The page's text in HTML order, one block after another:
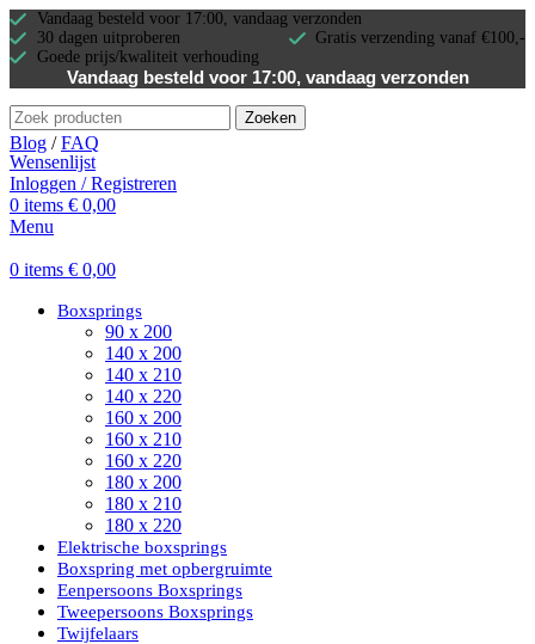
Vandaag besteld voor 17:00, vandaag verzonden
30 dagen uitproberen
Gratis verzending vanaf €100,-
Goede prijs/kwaliteit verhouding
Vandaag besteld voor 17:00, vandaag verzonden
Zoeken
Blog /FAQ
Wensenlijst
Inloggen / Registreren
0 items € 0,00
Menu
0 items € 0,00
Boxsprings
90 x 200
140 x 200
140 x 210
140 x 220
160 x 200
160 x 210
160 x 220
180 x 200
180 x 210
180 x 220
Elektrische boxsprings
Boxspring met opbergruimte
Eenpersoons Boxsprings
Tweepersoons Boxsprings
Twijfelaars